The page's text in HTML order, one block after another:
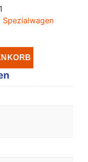
Spezialwagen